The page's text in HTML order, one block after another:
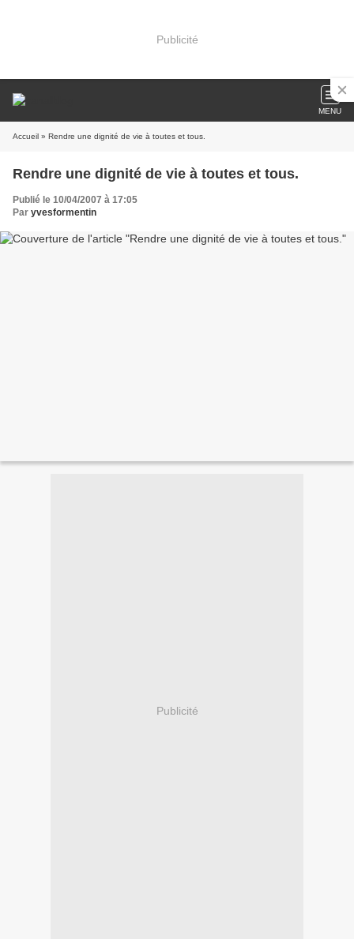
Publicité
MENU
Accueil » Rendre une dignité de vie à toutes et tous.
Rendre une dignité de vie à toutes et tous.
Publié le 10/04/2007 à 17:05
Par yvesformentin
Publicité